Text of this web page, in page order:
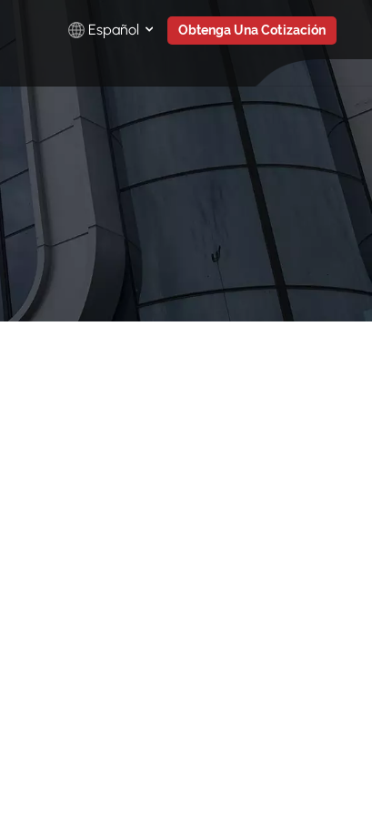
Español
English
Русский
Türkçe
بالعربية
Obtenga Una Cotización